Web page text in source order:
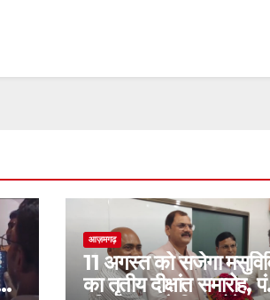
आज़मगढ़
11 अगस्त को सजेगा
का तृतीय दीक्षांत समारोह,